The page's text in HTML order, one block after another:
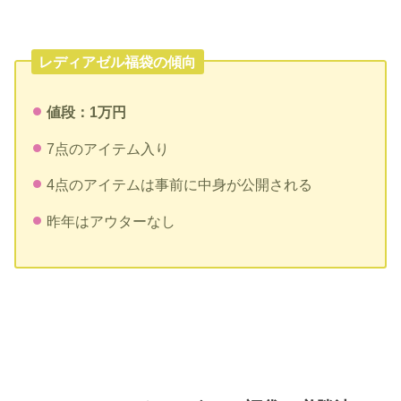
レディアゼル福袋の傾向
値段：1万円
7点のアイテム入り
4点のアイテムは事前に中身が公開される
昨年はアウターなし